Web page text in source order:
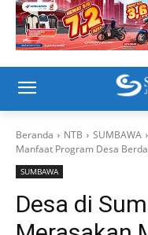
Beranda NTB SUMBAWA
Manfaat Program Desa
SUMBAWA
Desa di